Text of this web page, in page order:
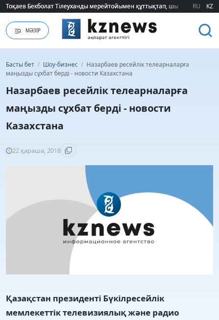
Тоқаев Бекболат Тілеуханды мерейтойымен құттықтап, шығармашылық
Тоқаев Бекболат Тілеуханды мерейтойымен құттықтап, шығармашылық
RU KZ
МӘЗІР
Басты бет / Шоу-бизнес / Назарбаев ресейлік телеарналарға
маңызды сұхбат берді - новости Казахстана
Назарбаев ресейлік телеарналарға
маңызды сұхбат берді - новости
Казахстана
22 қараша, 2018
Қазақстан президенті Бүкілресейлік
мемлекеттік телевизиялық және радио